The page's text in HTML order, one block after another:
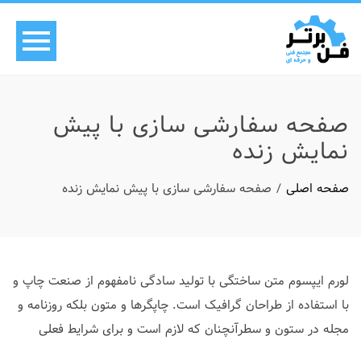
صفحه سفارشی سازی با پیش
نمایش زنده
صفحه اصلی صفحه سفارشی سازی با پیش نمایش زنده
لورم ایپسوم متن ساختگی با تولید سادگی نامفهوم از صنعت چاپ و
با استفاده از طراحان گرافیک است. چاپگرها و متون بلکه روزنامه و
مجله در ستون و سطرآنچنان که لازم است و برای شرایط فعلی